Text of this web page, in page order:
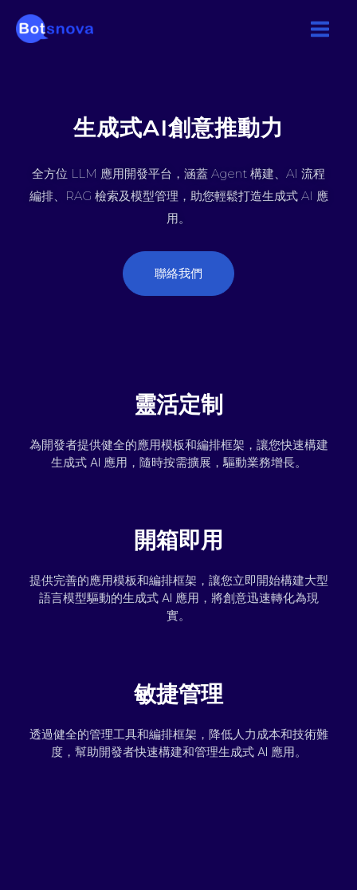
生成式AI創意推動力
全方位 LLM 應用開發平台，涵蓋 Agent 構建、AI 流程
編排、RAG 檢索及模型管理，助您輕鬆打造生成式 AI 應
用。
聯絡我們
靈活定制
為開發者提供健全的應用模板和編排框架，讓您快速構建
生成式 AI 應用，隨時按需擴展，驅動業務增長。
開箱即用
提供完善的應用模板和編排框架，讓您立即開始構建大型
語言模型驅動的生成式 AI 應用，將創意迅速轉化為現
實。
敏捷管理
透過健全的管理工具和編排框架，降低人力成本和技術難
度，幫助開發者快速構建和管理生成式 AI 應用。